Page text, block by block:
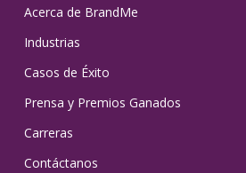
Acerca de BrandMe
Industrias
Casos de Éxito
Prensa y Premios Ganados
Carreras
Contáctanos